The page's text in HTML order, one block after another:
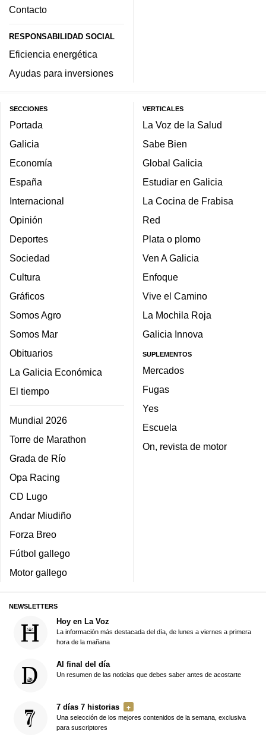
Contacto
RESPONSABILIDAD SOCIAL
Eficiencia energética
Ayudas para inversiones
SECCIONES
Portada
Galicia
Economía
España
Internacional
Opinión
Deportes
Sociedad
Cultura
Gráficos
Somos Agro
Somos Mar
Obituarios
La Galicia Económica
El tiempo
Mundial 2026
Torre de Marathon
Grada de Río
Opa Racing
CD Lugo
Andar Miudiño
Forza Breo
Fútbol gallego
Motor gallego
VERTICALES
La Voz de la Salud
Sabe Bien
Global Galicia
Estudiar en Galicia
La Cocina de Frabisa
Red
Plata o plomo
Ven A Galicia
Enfoque
Vive el Camino
La Mochila Roja
Galicia Innova
SUPLEMENTOS
Mercados
Fugas
Yes
Escuela
On, revista de motor
NEWSLETTERS
Hoy en La Voz
La información más destacada del día, de lunes a viernes a primera
hora de la mañana
Al final del día
Un resumen de las noticias que debes saber antes de acostarte
7 días 7 historias
Una selección de los mejores contenidos de la semana, exclusiva
para suscriptores